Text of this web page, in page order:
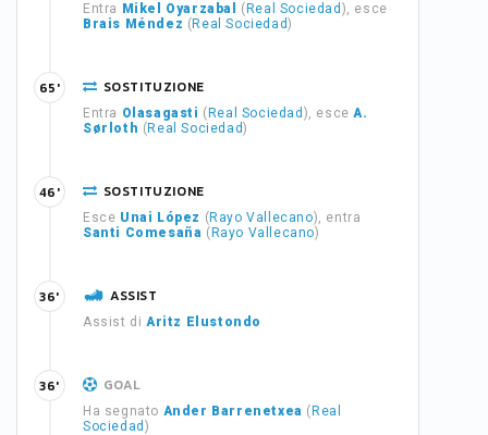
Entra Mikel Oyarzabal ( Real Sociedad ), esce
Brais Méndez ( Real Sociedad)
SOSTITUZIONE
Entra Olasagasti ( Real Sociedad ), esceA.
Sørloth ( Real Sociedad)
65'
SOSTITUZIONE
Esce Unai López ( Rayo Vallecano), entra
Santi Comesaña ( Rayo Vallecano)
46'
ASSIST
Assist di Aritz Elustondo
36'
GOAL
Ha segnato Ander Barrenetxea ( Real
Sociedad )
36'